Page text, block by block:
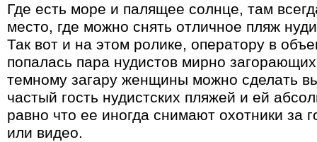
Где есть море и палящее солнце, там
место, где можно снять отличное пляж
Так вот и на этом ролике, оператору в
попалась пара нудистов мирно
темному загару женщины можно сделать
частый гость нудистских пляжей и ей
равно что ее иногда снимают охотники за
или видео.